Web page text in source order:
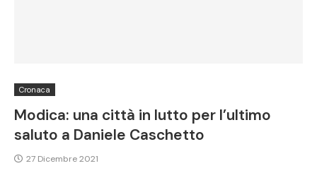
Cronaca
Modica: una città in lutto per l’ultimo
saluto a Daniele Caschetto
27 Dicembre 2021